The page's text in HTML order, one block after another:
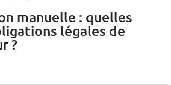
manuelle : quelles
légales de
?